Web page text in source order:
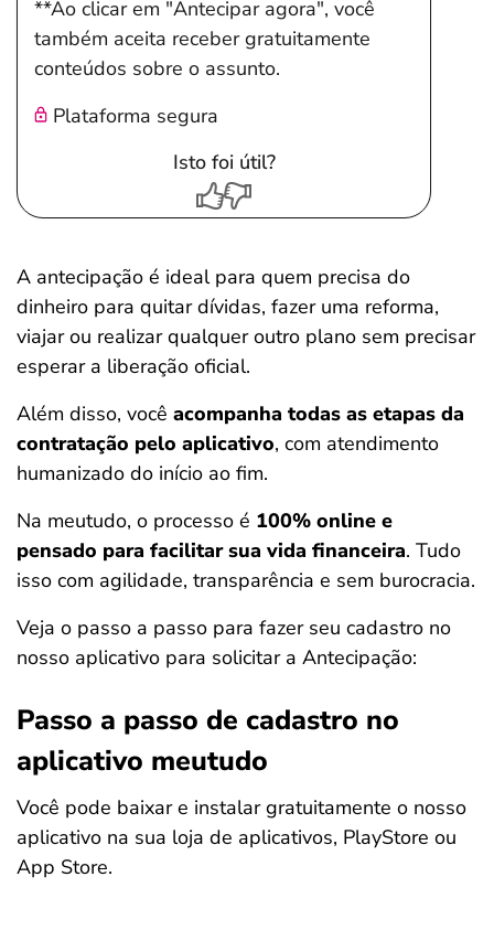
**Ao clicar em "Antecipar agora", você
também aceita receber gratuitamente
conteúdos sobre o assunto.
Plataforma segura
Isto foi útil?
A antecipação é ideal para quem precisa do
dinheiro para quitar dívidas, fazer uma reforma,
viajar ou realizar qualquer outro plano sem precisar
esperar a liberação oficial.
Além disso, você acompanha todas as etapas da
contratação pelo aplicativo, com atendimento
humanizado do início ao fim.
Na meutudo, o processo é 100% online e
pensado para facilitar sua vida financeira. Tudo
isso com agilidade, transparência e sem burocracia.
Veja o passo a passo para fazer seu cadastro no
nosso aplicativo para solicitar a Antecipação:
Passo a passo de cadastro no
aplicativo meutudo
Você pode baixar e instalar gratuitamente o nosso
aplicativo na sua loja de aplicativos, PlayStore ou
App Store.